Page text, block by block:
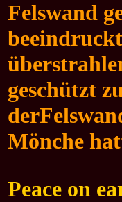
Felswand
geschützt
Mönche
Peace on